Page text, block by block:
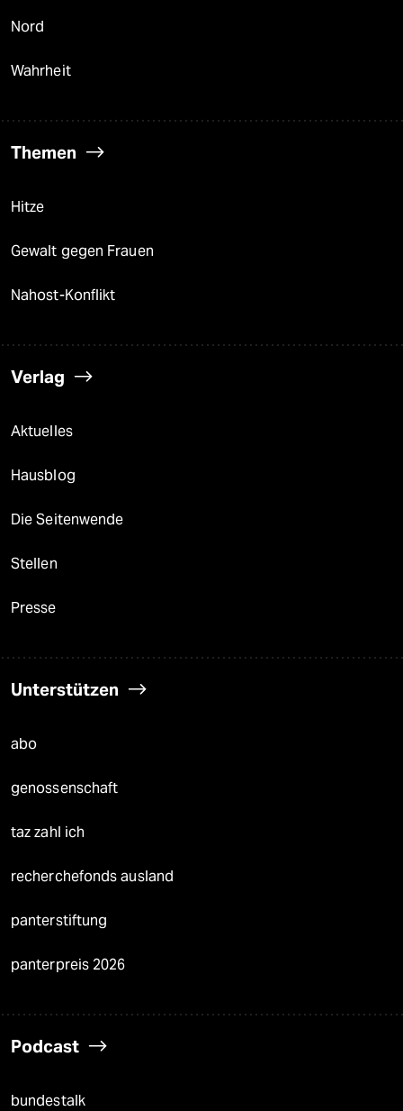
Nord
Wahrheit
Themen
Hitze
Gewalt gegen Frauen
Nahost-Konflikt
Verlag
Aktuelles
Hausblog
Die Seitenwende
Stellen
Presse
Unterstützen
abo
genossenschaft
taz zahl ich
recherchefonds ausland
panterstiftung
panterpreis 2026
Podcast
bundestalk